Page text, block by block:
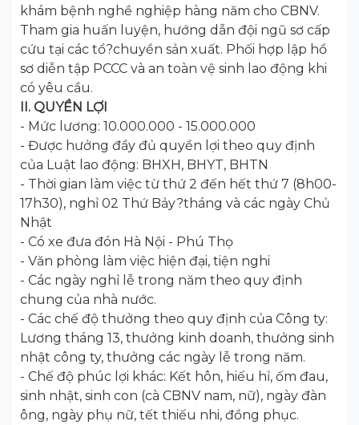
khám bệnh nghề nghiệp hàng năm cho CBNV.
Tham gia huấn luyện, hướng dẫn đội ngũ sơ cấp
cứu tại các tổ?chuyền sản xuất. Phối hợp lập hồ
sơ diễn tập PCCC và an toàn vệ sinh lao động khi
có yêu cầu.
II. QUYỀN LỢI
- Mức lương: 10.000.000 - 15.000.000
- Được hưởng đầy đủ quyền lợi theo quy định
của Luật lao động: BHXH, BHYT, BHTN
- Thời gian làm việc từ thứ 2 đến hết thứ 7 (8h00-
17h30), nghỉ 02 Thứ Bảy?tháng và các ngày Chủ
Nhật
- Có xe đưa đón Hà Nội - Phú Thọ
- Văn phòng làm việc hiện đại, tiện nghi
- Các ngày nghỉ lễ trong năm theo quy định
chung của nhà nước.
- Các chế độ thưởng theo quy định của Công ty:
Lương tháng 13, thưởng kinh doanh, thưởng sinh
nhật công ty, thưởng các ngày lễ trong năm.
- Chế độ phúc lợi khác: Kết hôn, hiếu hỉ, ốm đau,
sinh nhật, sinh con (cà CBNV nam, nữ), ngày đàn
ông, ngày phụ nữ, tết thiếu nhi, đồng phục.